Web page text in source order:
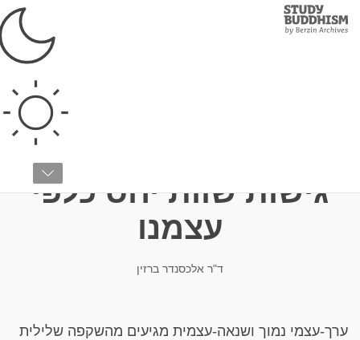
Study
Buddhism
שנאה עצמית: לְסַגֵּל
גישוֹת שווֹת יחס כלפי
עצמנו
ד"ר אלכסנדר ברזין
ערך-עצמי נמוך ושנאה-עצמית מגיעים מהשקפה שלילית